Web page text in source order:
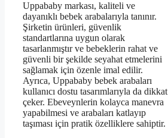
Uppababy markası, kaliteli ve
dayanıklı bebek arabalarıyla tanınır.
Şirketin ürünleri, güvenlik
standartlarına uygun olarak
tasarlanmıştır ve bebeklerin rahat ve
güvenli bir şekilde seyahat etmelerini
sağlamak için özenle imal edilir.
Ayrıca, Uppababy bebek arabaları
kullanıcı dostu tasarımlarıyla da dikkat
çeker. Ebeveynlerin kolayca manevra
yapabilmesi ve arabaları katlayıp
taşıması için pratik özelliklere sahiptir.